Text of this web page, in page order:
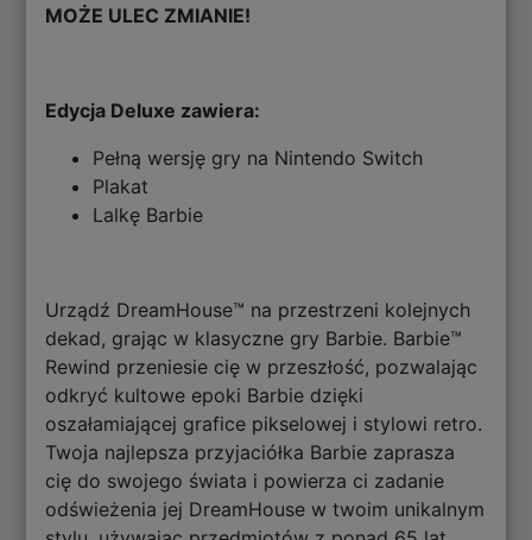
MOŻE ULEC ZMIANIE!
Edycja Deluxe zawiera:
Pełną wersję gry na Nintendo Switch
Plakat
Lalkę Barbie
Urządź DreamHouse™ na przestrzeni kolejnych
dekad, grając w klasyczne gry Barbie. Barbie™
Rewind przeniesie cię w przeszłość, pozwalając
odkryć kultowe epoki Barbie dzięki
oszałamiającej grafice pikselowej i stylowi retro.
Twoja najlepsza przyjaciółka Barbie zaprasza
cię do swojego świata i powierza ci zadanie
odświeżenia jej DreamHouse w twoim unikalnym